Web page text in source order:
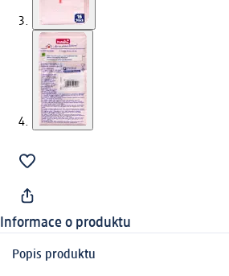
Informace o produktu
Popis produktu